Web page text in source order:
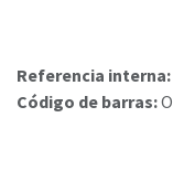
Referencia interna:
Código de barras: